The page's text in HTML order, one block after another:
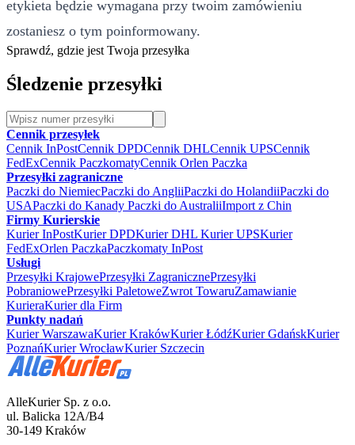
etykieta będzie wymagana przy twoim zamówieniu
zostaniesz o tym poinformowany.
Sprawdź, gdzie jest Twoja przesyłka
Śledzenie przesyłki
Cennik przesyłek
Cennik InPostCennik DPDCennik DHLCennik UPSCennik
FedExCennik PaczkomatyCennik Orlen Paczka
Przesyłki zagraniczne
Paczki do NiemiecPaczki do AngliiPaczki do HolandiiPaczki do
USAPaczki do Kanady Paczki do AustraliiImport z Chin
Firmy Kurierskie
Kurier InPostKurier DPDKurier DHL Kurier UPSKurier
FedExOrlen PaczkaPaczkomaty InPost
Usługi
Przesyłki KrajowePrzesyłki ZagranicznePrzesyłki
PobraniowePrzesyłki PaletoweZwrot TowaruZamawianie
KurieraKurier dla Firm
Punkty nadań
Kurier WarszawaKurier KrakówKurier ŁódźKurier GdańskKurier
PoznańKurier WrocławKurier Szczecin
AlleKurier Sp. z o.o.
ul. Balicka 12A/B4
30-149 Kraków